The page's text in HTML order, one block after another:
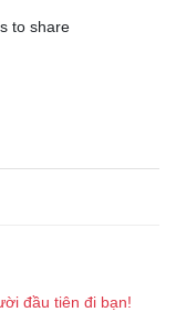
to share
đầu tiên đi bạn!